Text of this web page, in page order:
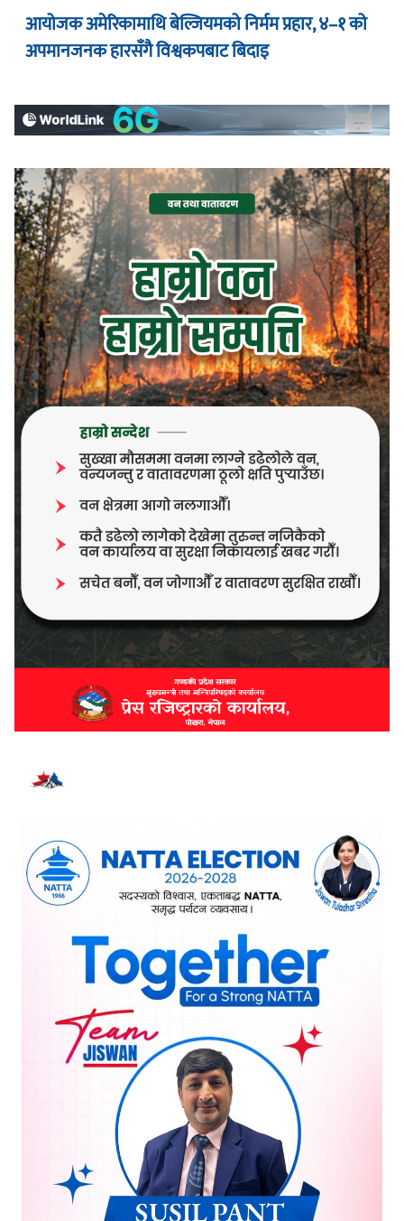
आयोजक अमेरिकामाथि बेल्जियमको निर्मम प्रहार, ४–१ को
अपमानजनक हारसँगै विश्वकपबाट बिदाइ